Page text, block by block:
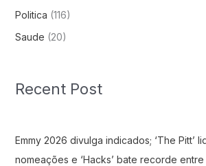
Politica (116)
Saude (20)
Recent Post
Emmy 2026 divulga indicados; ‘The Pitt’
nomeações e ‘Hacks’ bate recorde